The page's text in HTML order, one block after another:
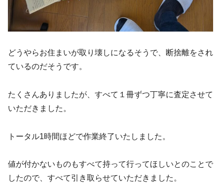
どうやらお住まいが取り壊しになるそうで、断捨離をされ
ているのだそうです。
たくさんありましたが、すべて１冊ずつ丁寧に査定させて
いただきました。
トータル1時間ほどで作業終了いたしました。
値が付かないものもすべて持って行ってほしいとのことで
したので、すべて引き取らせていただきました。